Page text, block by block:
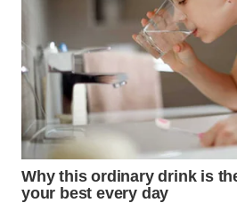
TAPANULI
SELATAN
WN
TANJUNG
LESUNG
WN